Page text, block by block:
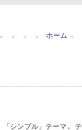
ホーム
「シンプル」テーマ.